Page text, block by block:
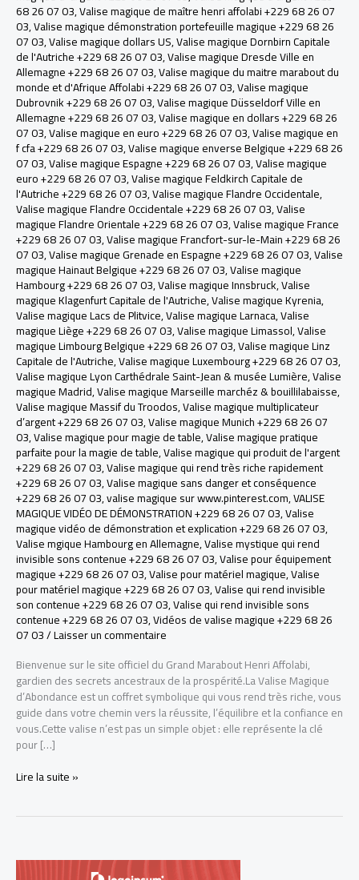
68 26 07 03,Valise magique de maître henri affolabi +229 68 26 07
03,Valise magique démonstration portefeuille magique +229 68 26
07 03,Valise magique dollars US,Valise magique Dornbirn Capitale
de l'Autriche +229 68 26 07 03,Valise magique Dresde Ville en
Allemagne +229 68 26 07 03,Valise magique du maitre marabout du
monde et d'Afrique Affolabi +229 68 26 07 03,Valise magique
Dubrovnik +229 68 26 07 03,Valise magique Düsseldorf Ville en
Allemagne +229 68 26 07 03,Valise magique en dollars +229 68 26
07 03,Valise magique en euro +229 68 26 07 03,Valise magique en
f cfa +229 68 26 07 03,Valise magique enverse Belgique +229 68 26
07 03,Valise magique Espagne +229 68 26 07 03,Valise magique
euro +229 68 26 07 03,Valise magique Feldkirch Capitale de
l'Autriche +229 68 26 07 03,Valise magique Flandre Occidentale,
Valise magique Flandre Occidentale +229 68 26 07 03,Valise
magique Flandre Orientale +229 68 26 07 03,Valise magique France
+229 68 26 07 03,Valise magique Francfort-sur-le-Main +229 68 26
07 03,Valise magique Grenade en Espagne +229 68 26 07 03,Valise
magique Hainaut Belgique +229 68 26 07 03,Valise magique
Hambourg +229 68 26 07 03,Valise magique Innsbruck, Valise
magique Klagenfurt Capitale de l'Autriche,Valise magique Kyrenia,
Valise magique Lacs de Plitvice,Valise magique Larnaca,Valise
magique Liège +229 68 26 07 03,Valise magique Limassol,Valise
magique Limbourg Belgique +229 68 26 07 03,Valise magique Linz
Capitale de l'Autriche,Valise magique Luxembourg +229 68 26 07 03,
Valise magique Lyon Carthédrale Saint-Jean & musée Lumière,Valise
magique Madrid,Valise magique Marseille marchéz & bouillilabaisse,
Valise magique Massif du Troodos,Valise magique multiplicateur
d’argent +229 68 26 07 03,Valise magique Munich +229 68 26 07
03,Valise magique pour magie de table,Valise magique pratique
parfaite pour la magie de table,Valise magique qui produit de l'argent
+229 68 26 07 03,Valise magique qui rend très riche rapidement
+229 68 26 07 03,Valise magique sans danger et conséquence
+229 68 26 07 03,valise magique sur www.pinterest.com,VALISE
MAGIQUE VIDÉO DE DÉMONSTRATION +229 68 26 07 03,Valise
magique vidéo de démonstration et explication +229 68 26 07 03,
Valise mgique Hambourg en Allemagne,Valise mystique qui rend
invisible sons contenue +229 68 26 07 03,Valise pour équipement
magique +229 68 26 07 03,Valise pour matériel magique,Valise
pour matériel magique +229 68 26 07 03,Valise qui rend invisible
son contenue +229 68 26 07 03,Valise qui rend invisible sons
contenue +229 68 26 07 03,Vidéos de valise magique +229 68 26
07 03/Laisser un commentaire
Bienvenue sur le site officiel du Grand Marabout Henri Affolabi,
gardien des secrets ancestraux de la prospérité.La Valise Magique
d’Abondance est un coffret symbolique qui vous rend très riche, vous
guide dans votre chemin vers la réussite, l’équilibre et la confiance en
vous.Cette valise n’est pas un simple objet : elle représente la clé
pour […]
LA
DEVENIR
Lire la suite »